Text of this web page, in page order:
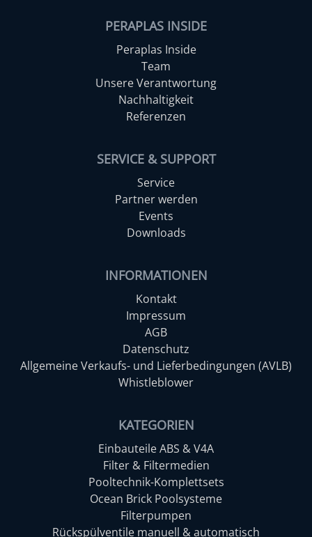
PERAPLAS INSIDE
Peraplas Inside
Team
Unsere Verantwortung
Nachhaltigkeit
Referenzen
SERVICE & SUPPORT
Service
Partner werden
Events
Downloads
INFORMATIONEN
Kontakt
Impressum
AGB
Datenschutz
Allgemeine Verkaufs- und Lieferbedingungen (AVLB)
Whistleblower
KATEGORIEN
Einbauteile ABS & V4A
Filter & Filtermedien
Pooltechnik-Komplettsets
Ocean Brick Poolsysteme
Filterpumpen
Rückspülventile manuell & automatisch